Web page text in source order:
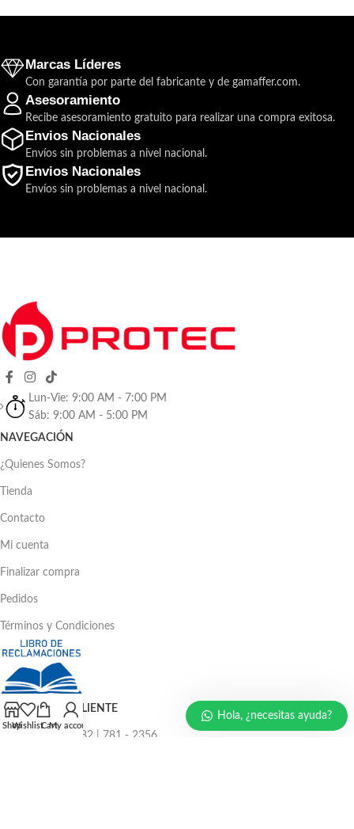
Marcas Líderes
Con garantía por parte del fabricante y de gamaffer.com.
Asesoramiento
Recibe asesoramiento gratuito para realizar una compra exitosa.
Envios Nacionales
Envíos sin problemas a nivel nacional.
Envios Nacionales
Envíos sin problemas a nivel nacional.
Lun-Vie: 9:00 AM - 7:00 PM
Sáb: 9:00 AM - 5:00 PM
NAVEGACIÓN
¿Quienes Somos?
Tienda
Contacto
Mi cuenta
Finalizar compra
Pedidos
Términos y Condiciones
ATENCIÓN AL CLIENTE
Ventas: 386 - 4582 | 781 - 2356
ShopWishlistCartMy account
Hola, ¿necesitas ayuda?